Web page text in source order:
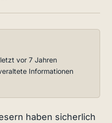
vor 7 Jahren
Informationen
haben sicherlich